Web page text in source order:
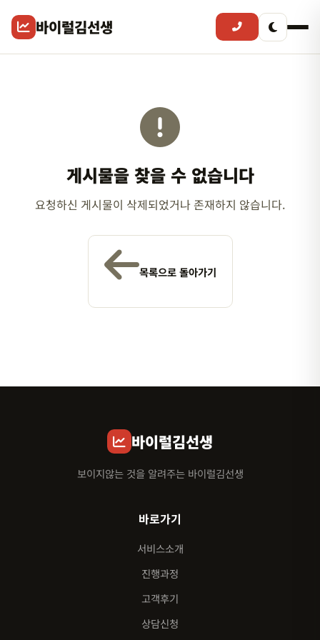
바이럴김선생
게시물을 찾을 수 없습니다
요청하신 게시물이 삭제되었거나 존재하지 않습니다.
목록으로 돌아가기
바이럴김선생
보이지않는 것을 알려주는 바이럴김선생
바로가기
서비스소개
진행과정
고객후기
상담신청